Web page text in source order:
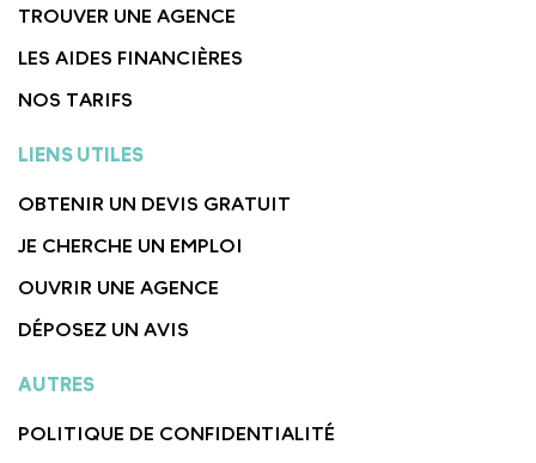
TROUVER UNE AGENCE
LES AIDES FINANCIÈRES
NOS TARIFS
LIENS UTILES
OBTENIR UN DEVIS GRATUIT
JE CHERCHE UN EMPLOI
OUVRIR UNE AGENCE
DÉPOSEZ UN AVIS
AUTRES
POLITIQUE DE CONFIDENTIALITÉ